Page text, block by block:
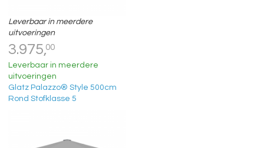
Leverbaar in meerdere
uitvoeringen
3.975,00
Leverbaar in meerdere
uitvoeringen
Glatz Palazzo® Style 500cm
Rond Stofklasse 5